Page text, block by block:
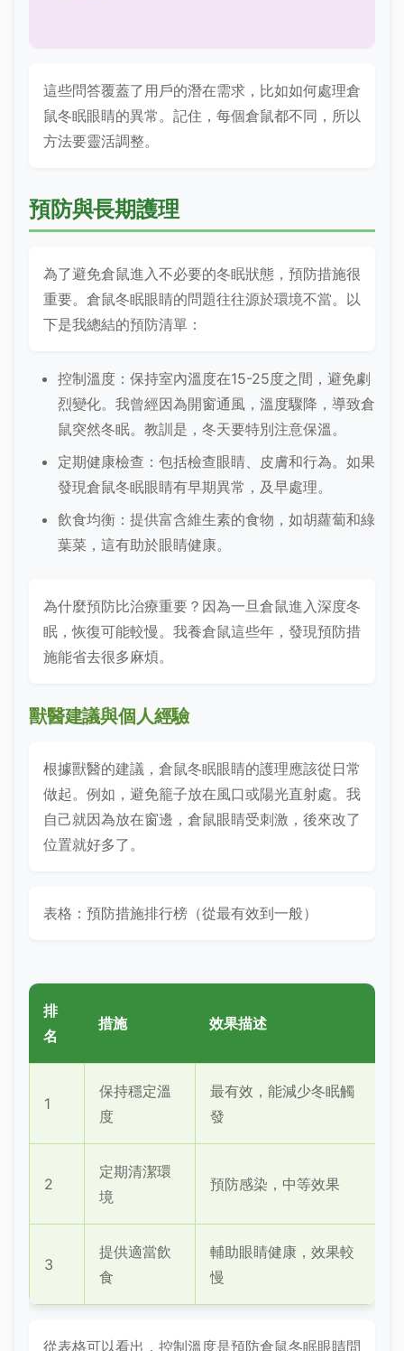
這些問答覆蓋了用戶的潛在需求，比如如何處理倉
鼠冬眠眼睛的異常。記住，每個倉鼠都不同，所以
方法要靈活調整。
預防與長期護理
為了避免倉鼠進入不必要的冬眠狀態，預防措施很
重要。倉鼠冬眠眼睛的問題往往源於環境不當。以
下是我總結的預防清單：
控制溫度：保持室內溫度在15-25度之間，避免劇
烈變化。我曾經因為開窗通風，溫度驟降，導致倉
鼠突然冬眠。教訓是，冬天要特別注意保溫。
定期健康檢查：包括檢查眼睛、皮膚和行為。如果
發現倉鼠冬眠眼睛有早期異常，及早處理。
飲食均衡：提供富含維生素的食物，如胡蘿蔔和綠
葉菜，這有助於眼睛健康。
為什麼預防比治療重要？因為一旦倉鼠進入深度冬
眠，恢復可能較慢。我養倉鼠這些年，發現預防措
施能省去很多麻煩。
獸醫建議與個人經驗
根據獸醫的建議，倉鼠冬眠眼睛的護理應該從日常
做起。例如，避免籠子放在風口或陽光直射處。我
自己就因為放在窗邊，倉鼠眼睛受刺激，後來改了
位置就好多了。
表格：預防措施排行榜（從最有效到一般）
排
名
措施 效果描述
1
保持穩定溫
度
最有效，能減少冬眠觸
發
2
定期清潔環
境
預防感染，中等效果
3
提供適當飲
食
輔助眼睛健康，效果較
慢
從表格可以看出，控制溫度是預防倉鼠冬眠眼睛問